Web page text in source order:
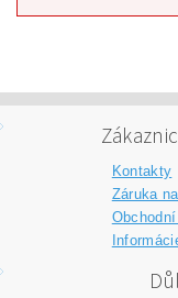
Kontakty
Záruka